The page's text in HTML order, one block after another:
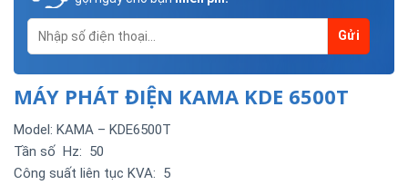
MÁY PHÁT ĐIỆN KAMA KDE 6500T
Model: KAMA – KDE6500T
Tần số Hz: 50
Công suất liên tục KVA: 5